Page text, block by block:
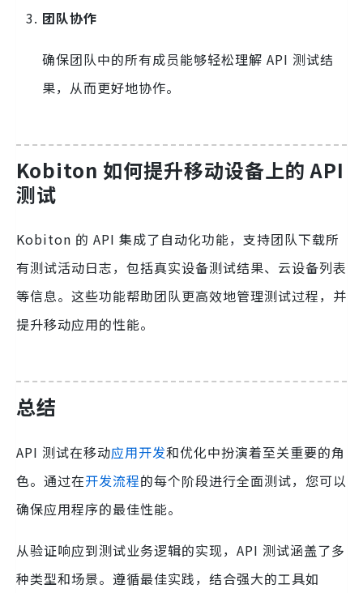
团队协作
确保团队中的所有成员能够轻松理解 API 测试结
果，从而更好地协作。
Kobiton 如何提升移动设备上的 API
测试
Kobiton 的 API 集成了自动化功能，支持团队下载所
有测试活动日志，包括真实设备测试结果、云设备列表
等信息。这些功能帮助团队更高效地管理测试过程，并
提升移动应用的性能。
总结
API 测试在移动应用开发和优化中扮演着至关重要的角
色。通过在开发流程的每个阶段进行全面测试，您可以
确保应用程序的最佳性能。
从验证响应到测试业务逻辑的实现，API 测试涵盖了多
种类型和场景。遵循最佳实践，结合强大的工具如